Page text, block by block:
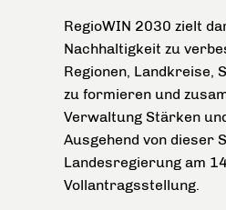
RegioWIN 2030 zielt
Nachhaltigkeit zu
Regionen, Landkreise,
zu formieren und
Verwaltung Stärken
Ausgehend von dieser
Landesregierung am
Vollantragsstellung.